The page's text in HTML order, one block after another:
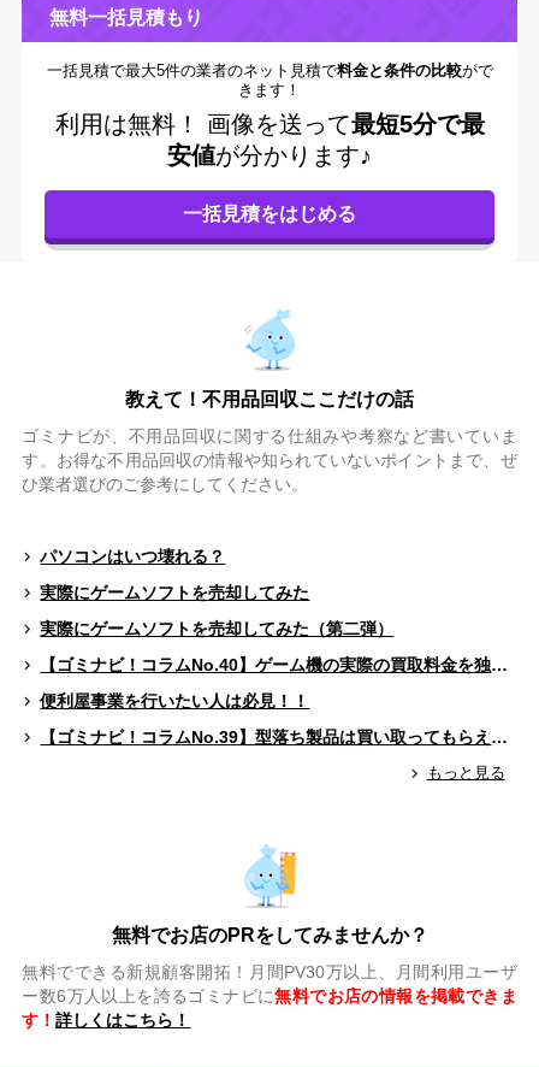
無料一括見積もり
一括見積で最大5件の業者のネット見積で料金と条件の比較がで
きます！
利用は無料！ 画像を送って最短5分で最
安値が分かります♪
教えて！不用品回収ここだけの話
ゴミナビが、不用品回収に関する仕組みや考察など書いていま
す。お得な不用品回収の情報や知られていないポイントまで、ぜ
ひ業者選びのご参考にしてください。
パソコンはいつ壊れる？
実際にゲームソフトを売却してみた
実際にゲームソフトを売却してみた（第二弾）
【ゴミナビ！コラムNo.40】ゲーム機の実際の買取料金を独自調査！！
便利屋事業を行いたい人は必見！！
【ゴミナビ！コラムNo.39】型落ち製品は買い取ってもらえる？（ゲームソフト編）
もっと見る
無料でお店のPRをしてみませんか？
無料でできる新規顧客開拓！月間PV30万以上、月間利用ユーザ
ー数6万人以上を誇るゴミナビに無料でお店の情報を掲載できま
す！詳しくはこちら！